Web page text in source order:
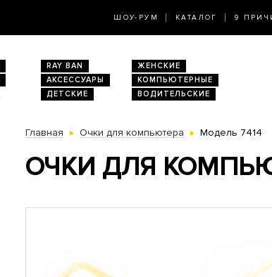
ШОУ-РУМ КАТАЛОГ 9
RAY BAN
ЖЕНСКИЕ
АКСЕССУАРЫ
КОМПЬЮТЕРНЫЕ
ДЕТСКИЕ ВОДИТЕЛЬСКИЕ
Главная Очки для компьютера Модель 7414
ОЧКИ ДЛЯ